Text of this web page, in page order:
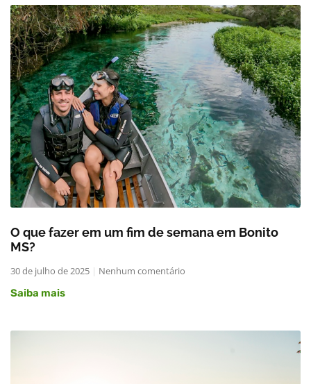
O que fazer em um fim de semana em Bonito
MS?
30 de julho de 2025
Nenhum comentário
Saiba mais